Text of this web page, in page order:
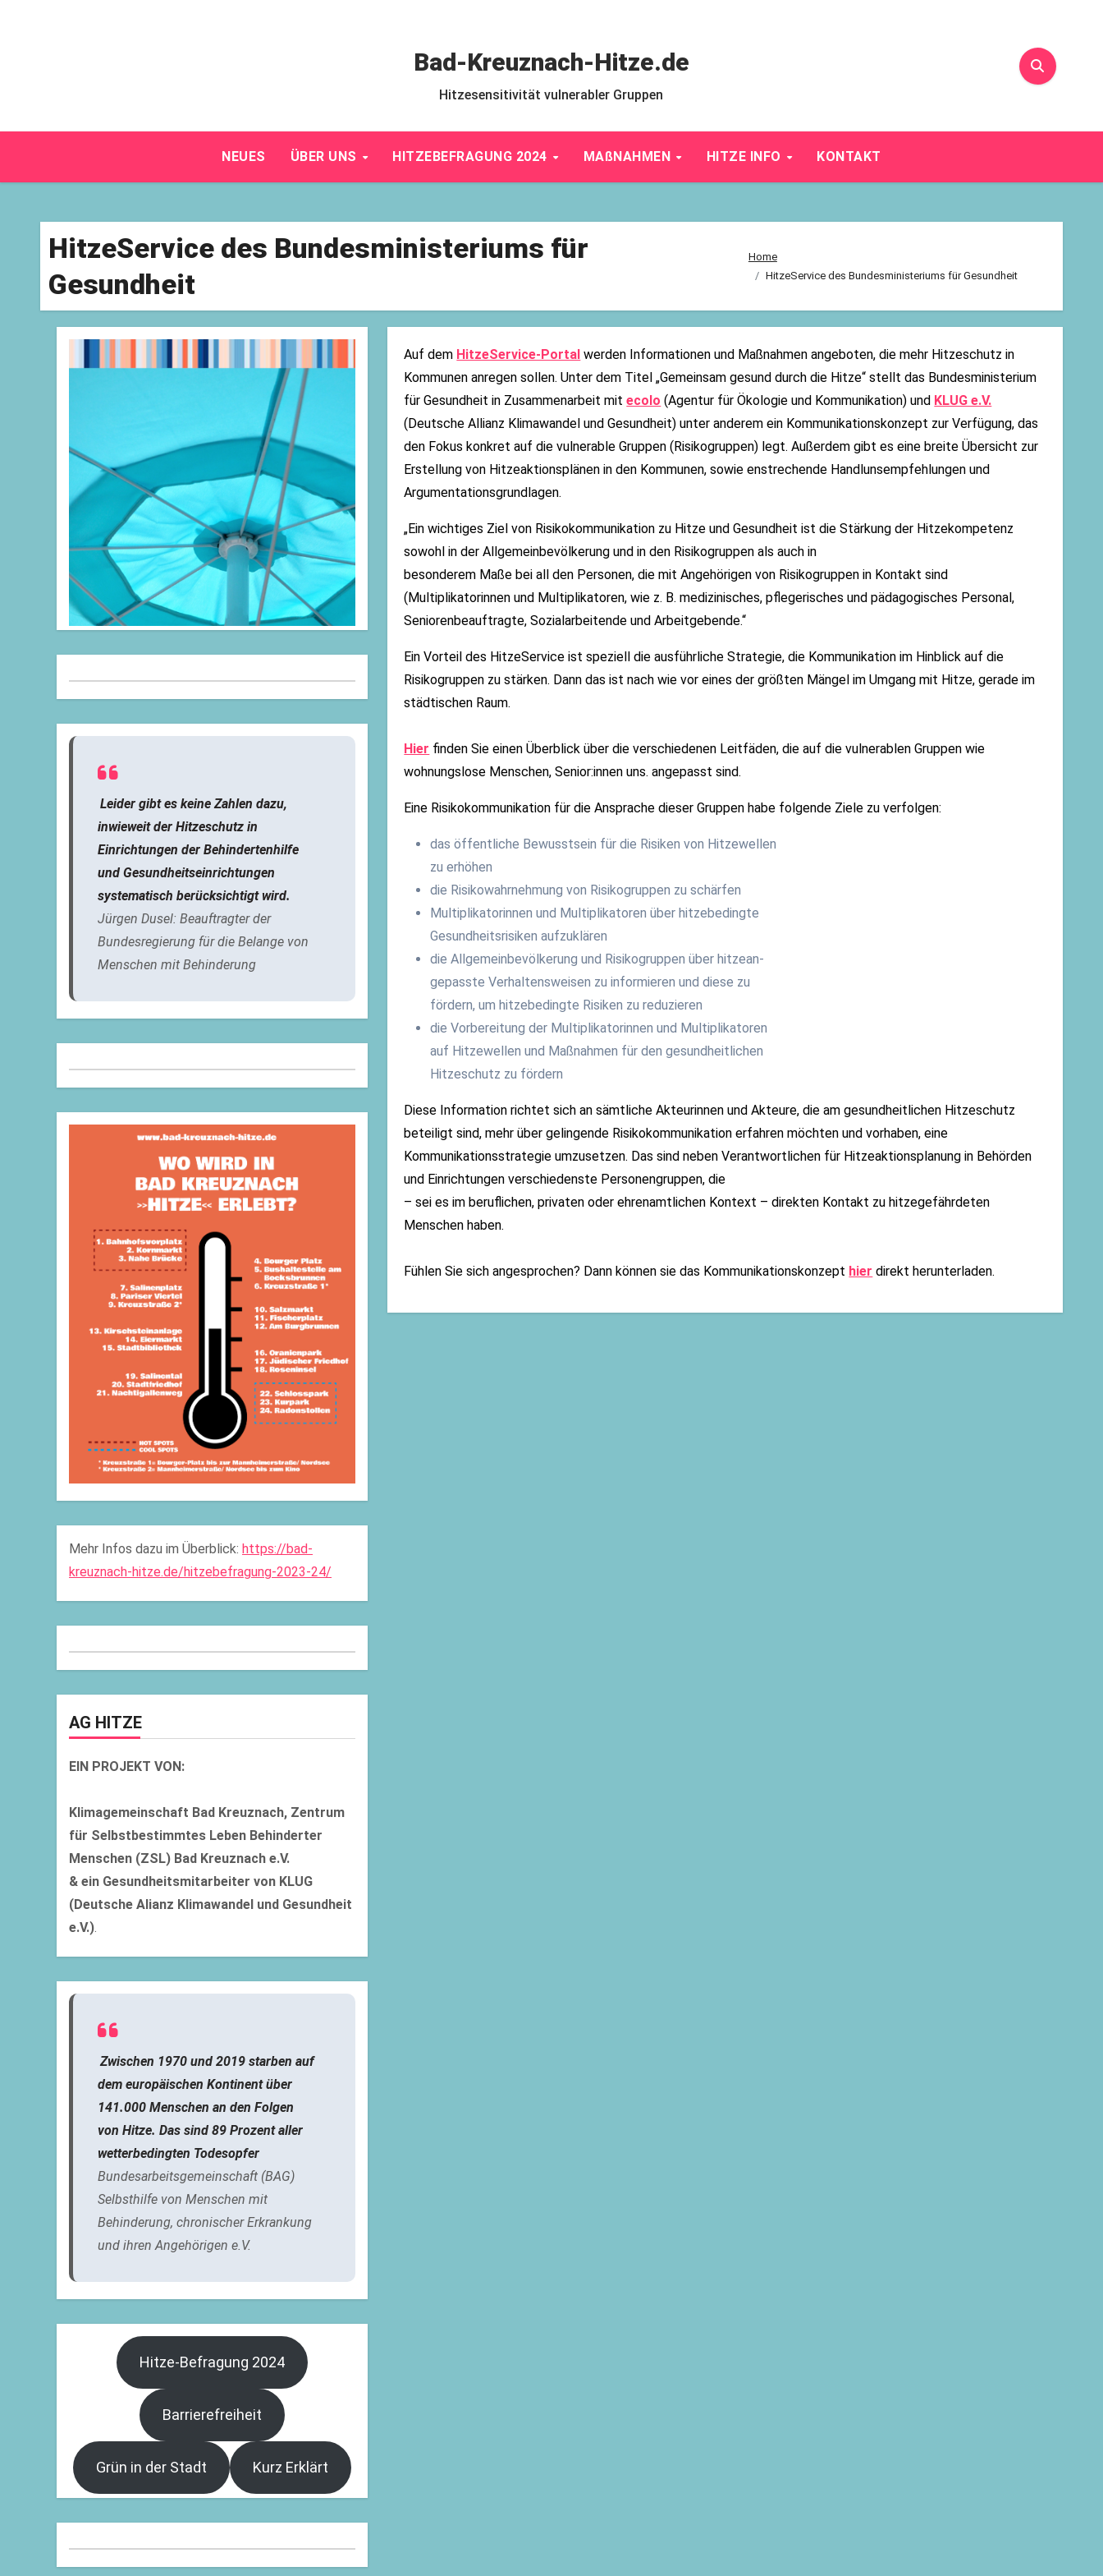
Bad-Kreuznach-Hitze.de
Hitzesensitivität vulnerabler Gruppen
NEUES ÜBER UNS HITZEBEFRAGUNG 2024 MAßNAHMEN HITZE INFO KONTAKT
HitzeService des Bundesministeriums für
Gesundheit
Home
HitzeService des Bundesministeriums für Gesundheit
Leider gibt es keine Zahlen dazu,
inwieweit der Hitzeschutz in
Einrichtungen der Behindertenhilfe
und Gesundheitseinrichtungen
systematisch berücksichtigt wird.
Jürgen Dusel: Beauftragter der
Bundesregierung für die Belange von
Menschen mit Behinderung
Mehr Infos dazu im Überblick: https://bad-
kreuznach-hitze.de/hitzebefragung-2023-24/
AG HITZE
EIN PROJEKT VON:
Klimagemeinschaft Bad Kreuznach, Zentrum
für Selbstbestimmtes Leben Behinderter
Menschen (ZSL) Bad Kreuznach e.V.
& ein Gesundheitsmitarbeiter von KLUG
(Deutsche Alianz Klimawandel und Gesundheit
e.V.)
Zwischen 1970 und 2019 starben auf
dem europäischen Kontinent über
141.000 Menschen an den Folgen
von Hitze. Das sind 89 Prozent aller
wetterbedingten Todesop­fer
Bundesarbeitsgemeinschaft (BAG)
Selbsthilfe von Menschen mit
Behinderung, chronischer Erkrankung
und ihren Angehörigen e.V.
Hitze-Befragung 2024
Barrierefreiheit
Grün in der Stadt Kurz Erklärt
Auf dem HitzeService-Portal werden Informationen und Maßnahmen angeboten, die mehr Hitzeschutz in
Kommunen anregen sollen. Unter dem Titel „Gemeinsam gesund durch die Hitze“ stellt das Bundesministerium
für Gesundheit in Zusammenarbeit mitecolo (Agentur für Ökologie und Kommunikation) und KLUG e.V.
(Deutsche Allianz Klimawandel und Gesundheit) unter anderem ein Kommunikationskonzept zur Verfügung, das
den Fokus konkret auf die vulnerable Gruppen (Risikogruppen) legt. Außerdem gibt es eine breite Übersicht zur
Erstellung von Hitzeaktionsplänen in den Kommunen, sowie enstrechende Handlunsempfehlungen und
Argumentationsgrundlagen.
„Ein wichtiges Ziel von Risikokommunikation zu Hitze und Gesundheit ist die Stärkung der Hitzekompetenz
sowohl in der Allgemeinbevölkerung und in den Risikogruppen als auch in
besonderem Maße bei all den Personen, die mit Angehörigen von Risikogruppen in Kontakt sind
(Multiplikatorinnen und Multiplikatoren, wie z. B. medizinisches, pflegerisches und pädagogisches Personal,
Seniorenbeauftragte, Sozialarbeitende und Arbeitgebende.“
Ein Vorteil des HitzeService ist speziell die ausführliche Strategie, die Kommunikation im Hinblick auf die
Risikogruppen zu stärken. Dann das ist nach wie vor eines der größten Mängel im Umgang mit Hitze, gerade im
städtischen Raum.
Hier finden Sie einen Überblick über die verschiedenen Leitfäden, die auf die vulnerablen Gruppen wie
wohnungslose Menschen, Senior:innen uns. angepasst sind.
Eine Risikokommunikation für die Ansprache dieser Gruppen habe folgende Ziele zu verfolgen:
das öffentliche Bewusstsein für die Risiken von Hitzewellen
zu erhöhen
die Risikowahrnehmung von Risikogruppen zu schärfen
Multiplikatorinnen und Multiplikatoren über hitzebedingte
Gesundheitsrisiken aufzuklären
die Allgemeinbevölkerung und Risikogruppen über hitzean-
gepasste Verhaltensweisen zu informieren und diese zu
fördern, um hitzebedingte Risiken zu reduzieren
die Vorbereitung der Multiplikatorinnen und Multiplikatoren
auf Hitzewellen und Maßnahmen für den gesundheitlichen
Hitzeschutz zu fördern
Diese Information richtet sich an sämtliche Akteurinnen und Akteure, die am gesundheitlichen Hitzeschutz
beteiligt sind, mehr über gelingende Risikokommunikation erfahren möchten und vorhaben, eine
Kommunikationsstrategie umzusetzen. Das sind neben Verantwortlichen für Hitzeaktionsplanung in Behörden
und Einrichtungen verschiedenste Personengruppen, die
– sei es im beruflichen, privaten oder ehrenamtlichen Kontext – direkten Kontakt zu hitzegefährdeten
Menschen haben.
Fühlen Sie sich angesprochen? Dann können sie das Kommunikationskonzept hier direkt herunterladen.